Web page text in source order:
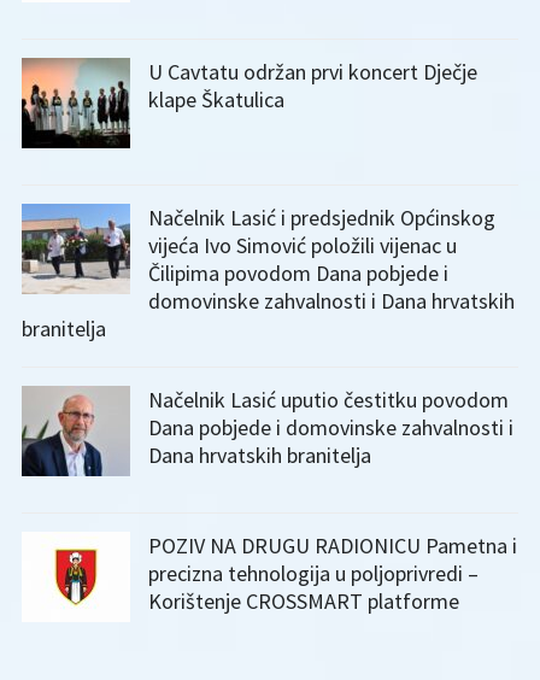
U Cavtatu održan prvi koncert Dječje
klape Škatulica
Načelnik Lasić i predsjednik Općinskog
vijeća Ivo Simović položili vijenac u
Čilipima povodom Dana pobjede i
domovinske zahvalnosti i Dana hrvatskih
branitelja
Načelnik Lasić uputio čestitku povodom
Dana pobjede i domovinske zahvalnosti i
Dana hrvatskih branitelja
POZIV NA DRUGU RADIONICU Pametna i
precizna tehnologija u poljoprivredi –
Korištenje CROSSMART platforme